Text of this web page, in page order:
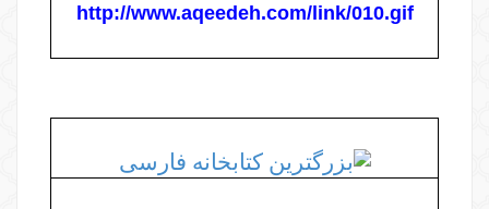
http://www.aqeedeh.com/link/010.gif